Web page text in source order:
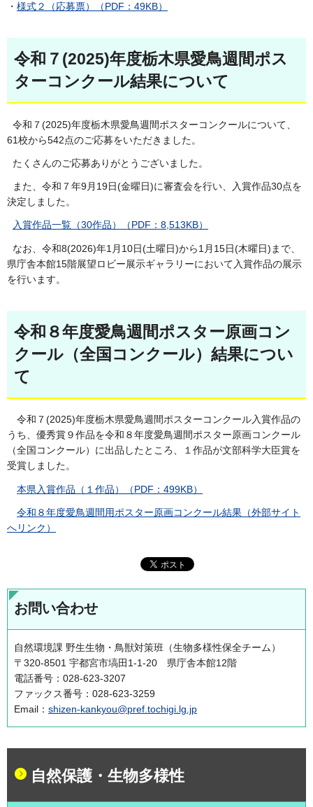
・ 様式２（応募票）（PDF：49KB）
令和７(2025)年度栃木県愛鳥週間ポス
ターコンクール結果について
令和７(2025)年度栃木県愛鳥週間ポスターコンクールについて、
61校から542点のご応募をいただきました。
たくさんのご応募ありがとうございました。
また、令和７年9月19日(金曜日)に審査会を行い、入賞作品30点を
決定しました。
入賞作品一覧（30作品）（PDF：8,513KB）
なお、令和8(2026)年1月10日(土曜日)から1月15日(木曜日)まで、
県庁舎本館15階展望ロビー展示ギャラリーにおいて入賞作品の展示
を行います。
令和８年度愛鳥週間ポスター原画コン
クール（全国コンクール）結果につい
て
令和７(2025)年度栃木県愛鳥週間ポスターコンクール入賞作品の
うち、優秀賞９作品を令和８年度愛鳥週間ポスター原画コンクール
（全国コンクール）に出品したところ、１作品が文部科学大臣賞を
受賞しました。
本県入賞作品（１作品）（PDF：499KB）
令和８年度愛鳥週間用ポスター原画コンクール結果（外部サイト
へリンク）
お問い合わせ
自然環境課 野生生物・鳥獣対策班（生物多様性保全チーム）
〒320-8501 宇都宮市塙田1-1-20 県庁舎本館12階
電話番号：028-623-3207
ファックス番号：028-623-3259
Email： shizen-kankyou@pref.tochigi.lg.jp
自然保護・生物多様性